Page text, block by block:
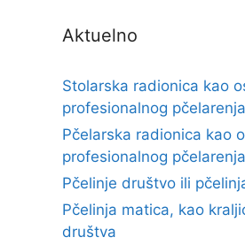
Aktuelno
Stolarska radionica kao
profesionalnog pčelarenja
Pčelarska radionica kao
profesionalnog pčelarenja
Pčelinje društvo ili
Pčelinja matica, kao
društva